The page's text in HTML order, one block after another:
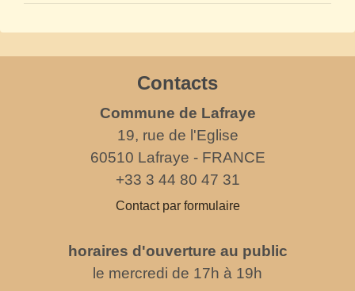
Contacts
Commune de Lafraye
19, rue de l'Eglise
60510 Lafraye - FRANCE
+33 3 44 80 47 31
Contact par formulaire
horaires d'ouverture au public
le mercredi de 17h à 19h